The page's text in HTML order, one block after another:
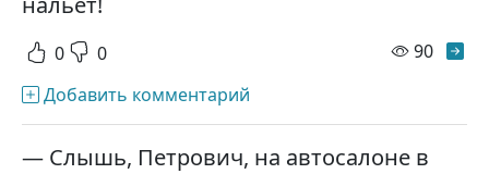
0 0 90
Добавить комментарий
— Слышь, Петрович, на автосалоне в